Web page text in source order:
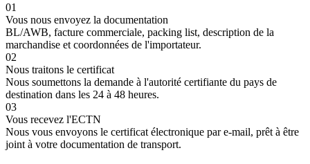
01
Vous nous envoyez la documentation
BL/AWB, facture commerciale, packing list, description de la
marchandise et coordonnées de l'importateur.
02
Nous traitons le certificat
Nous soumettons la demande à l'autorité certifiante du pays de
destination dans les 24 à 48 heures.
03
Vous recevez l'ECTN
Nous vous envoyons le certificat électronique par e-mail, prêt à être
joint à votre documentation de transport.